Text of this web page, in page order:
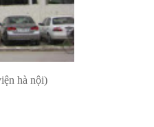
hà nội)